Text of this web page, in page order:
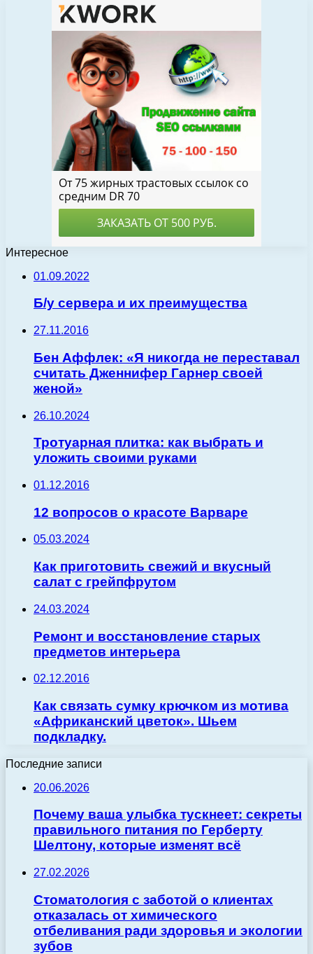
Интересное
01.09.2022
Б/у сервера и их преимущества
27.11.2016
Бен Аффлек: «Я никогда не переставал
считать Дженнифер Гарнер своей
женой»
26.10.2024
Тротуарная плитка: как выбрать и
уложить своими руками
01.12.2016
12 вопросов о красоте Варваре
05.03.2024
Как приготовить свежий и вкусный
салат с грейпфрутом
24.03.2024
Ремонт и восстановление старых
предметов интерьера
02.12.2016
Как связать сумку крючком из мотива
«Африканский цветок». Шьем
подкладку.
Последние записи
20.06.2026
Почему ваша улыбка тускнеет: секреты
правильного питания по Герберту
Шелтону, которые изменят всё
27.02.2026
Стоматология с заботой о клиентах
отказалась от химического
отбеливания ради здоровья и экологии
зубов